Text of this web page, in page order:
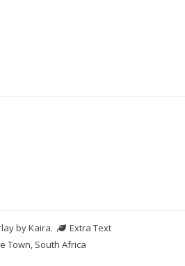
byKaira.
Extra Text
Town, South Africa